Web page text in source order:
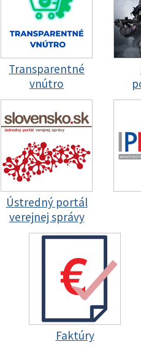
Transparentné
vnútro
Ústredný portál
verejnej správy
Faktúry